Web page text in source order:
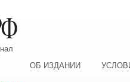
ОБ ИЗДАНИИ